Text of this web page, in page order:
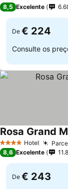
8,5 Excelente
De € 224
Consulte os
4 EstrelasHotel
Rosa Grand
8,6 Excelente
De € 243